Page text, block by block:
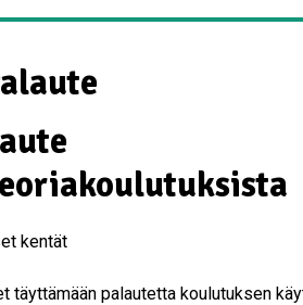
kentät
täyttämään palautetta koulutuksen